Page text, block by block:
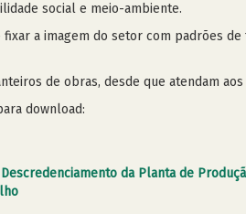
social e meio-ambiente.
a imagem do setor com padrões
de obras, desde que atendam
download:
da Planta de